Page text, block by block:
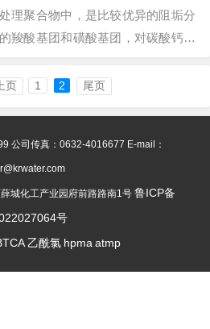
理聚合物中，是比较优异的阻垢分
羧酸基团和磺酸基团，对碳酸钙、
上页 1 2 尾页
公司传真：0632-4016677 E-mail：
城化工产业园府前路路南1号 鲁ICP备
号
乙酰氯 hpma atmp